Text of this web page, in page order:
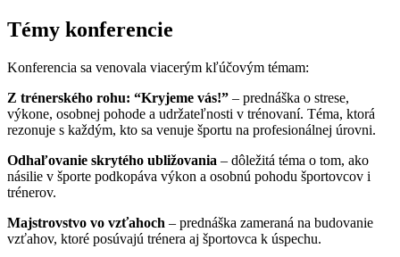
Témy konferencie
Konferencia sa venovala viacerým kľúčovým témam:
Z trénerského rohu: “Kryjeme vás!” – prednáška o strese,
výkone, osobnej pohode a udržateľnosti v trénovaní. Téma, ktorá
rezonuje s každým, kto sa venuje športu na profesionálnej úrovni.
Odhaľovanie skrytého ubližovania – dôležitá téma o tom, ako
násilie v športe podkopáva výkon a osobnú pohodu športovcov i
trénerov.
Majstrovstvo vo vzťahoch – prednáška zameraná na budovanie
vzťahov, ktoré posúvajú trénera aj športovca k úspechu.